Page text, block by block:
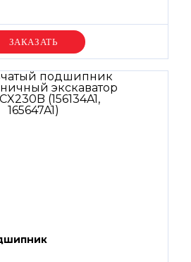
цену